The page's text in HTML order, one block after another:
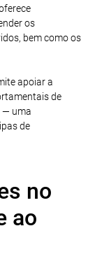
os
bem como os
apoiar a
de
— uma
de
no
ao